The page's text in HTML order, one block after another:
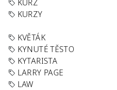
KURZ
KURZY
KVĚTÁK
KYNUTÉ TĚSTO
KYTARISTA
LARRY PAGE
LAW